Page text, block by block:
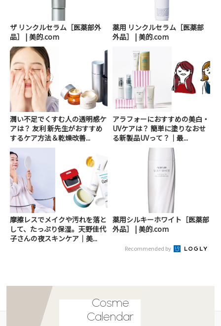
ザ リンクルセラム［医薬部外
品］ | 美的.com
薬用 リンクルセラム［医薬部
外品］ | 美的.com
潤い不足でくすむ人の透明感ケ
アは？ 友利 新先生がおすすめ
するケア方法＆乾燥改善...
アラフォーにおすすめの美白・
UVケアは？ 簡単に塗りなおせ
る新製品UVって？｜最...
摩擦レスでメイクや汚れを落と
して、たっぷり保湿。天野佳代
子さんの夜スキンケア｜美...
薬用シルキーホワイト［医薬部
外品］ | 美的.com
Recommended by
Cosme
Calendar